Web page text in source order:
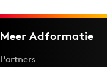
Meer Adformatie
Partners